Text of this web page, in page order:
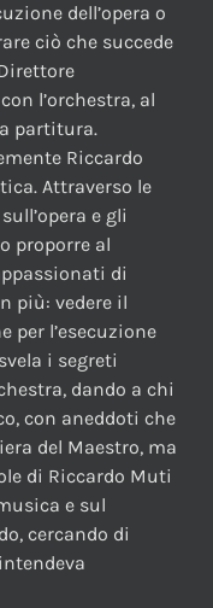
dell’opera o
ciò che succede
l’orchestra, al
partitura.
Riccardo
Attraverso le
e gli
proporre al
di
più: vedere il
per l’esecuzione
i segreti
dando a chi
con aneddoti che
del Maestro, ma
di Riccardo Muti
e sul
cercando di